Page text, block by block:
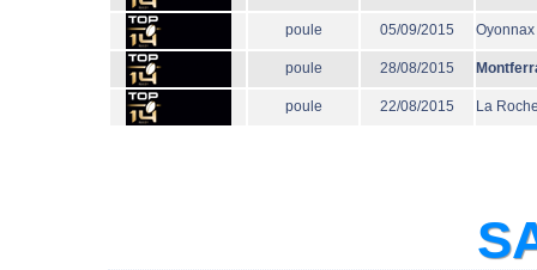
poule 05/09/2015 Oyonnax
poule 28/08/2015
poule 22/08/2015 La